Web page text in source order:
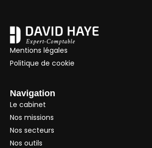
Mentions légales
Politique de cookie
Navigation
Le cabinet
Nos missions
Nos secteurs
Nos outils